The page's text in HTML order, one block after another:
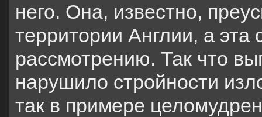
него. Она, известно,
территории Англии, а
рассмотрению. Так что
нарушило стройности
так в примере